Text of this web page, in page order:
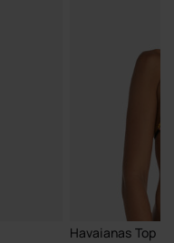
Havaianas Top